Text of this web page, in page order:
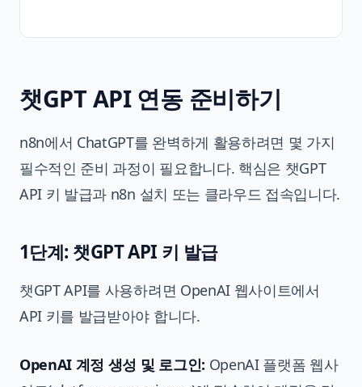
챗GPT API 연동 준비하기
n8n에서 ChatGPT를 완벽하게 활용하려면 몇 가지
필수적인 준비 과정이 필요합니다. 핵심은 챗GPT
API 키 발급과 n8n 설치 또는 클라우드 접속입니다.
1단계: 챗GPT API 키 발급
챗GPT API를 사용하려면 OpenAI 웹사이트에서
API 키를 발급받아야 합니다.
OpenAI 계정 생성 및 로그인: OpenAI 플랫폼 웹사